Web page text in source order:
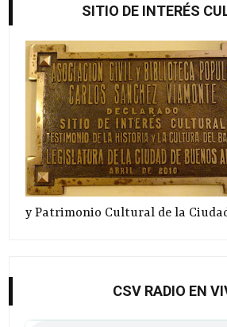
SITIO DE INTERÉS
y Patrimonio Cultural de la
CSV RADIO EN